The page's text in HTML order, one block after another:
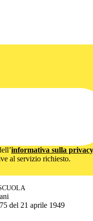
informativa sulla privacy
al servizio richiesto.
del 21 aprile 1949